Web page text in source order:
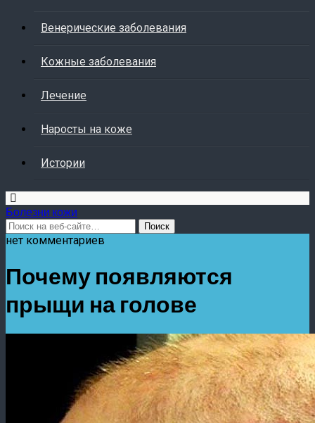
Венерические заболевания
Кожные заболевания
Лечение
Наросты на коже
Истории
Болезни кожи
нет комментариев
Почему появляются
прыщи на голове